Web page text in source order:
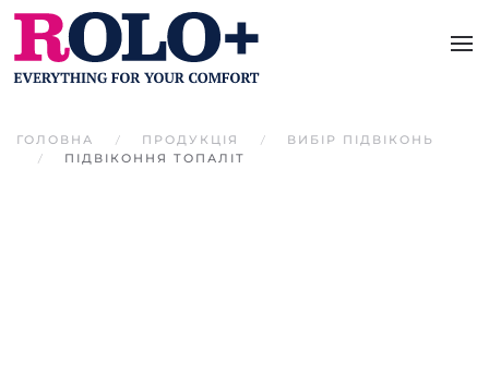
Перейти до основного вмісту
ГОЛОВНА ПРОДУКЦІЯ
ВИБІР ПІДВІКОНЬ
ПІДВІКОННЯ ТОПАЛІТ